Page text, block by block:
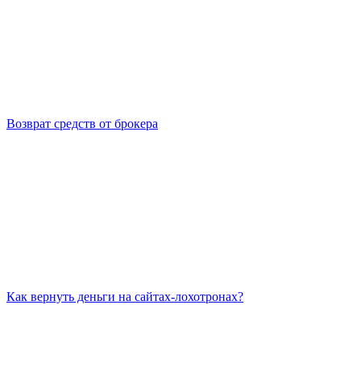
Возврат средств от брокера
Как вернуть деньги на сайтах-лохотронах?